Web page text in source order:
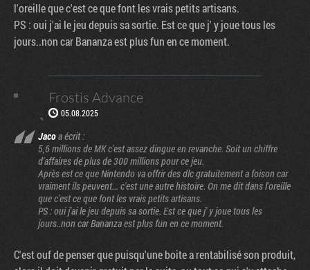
l'oreille que c'est ce que font les vrais petits artisans.
PS : oui j'ai le jeu depuis sa sortie. Est ce que j' y joue tous les
jours..non car Bananza est plus fun en ce moment.
Frostis Advance
05.08.2025
Jacoa écrit :
5,6 millions de MK c'est assez dingue en revanche. Soit un chiffre
d'affaires de plus de 300 millions pour ce jeu.
Après est ce que Nintendo va offrir des dlc gratuitement a foison car
vraiment ils peuvent... c'est une autre histoire. On me dit dans l'oreille
que c'est ce que font les vrais petits artisans.
PS : oui j'ai le jeu depuis sa sortie. Est ce que j' y joue tous les
jours..non car Bananza est plus fun en ce moment.
C'est ouf de penser que puisqu'une boite a rentabilisé son produit,